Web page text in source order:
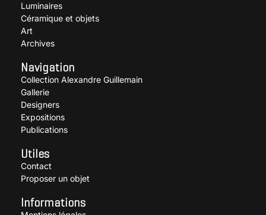
Luminaires
Céramique et objets
Art
Archives
Navigation
Collection Alexandre Guillemain
Gallerie
Designers
Expositions
Publications
Utiles
Contact
Proposer un objet
Informations